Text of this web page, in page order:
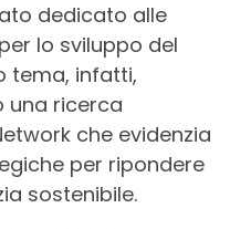
dedicato alle
lo sviluppo del
tema, infatti,
una ricerca
che evidenzia
per ripondere
sostenibile.